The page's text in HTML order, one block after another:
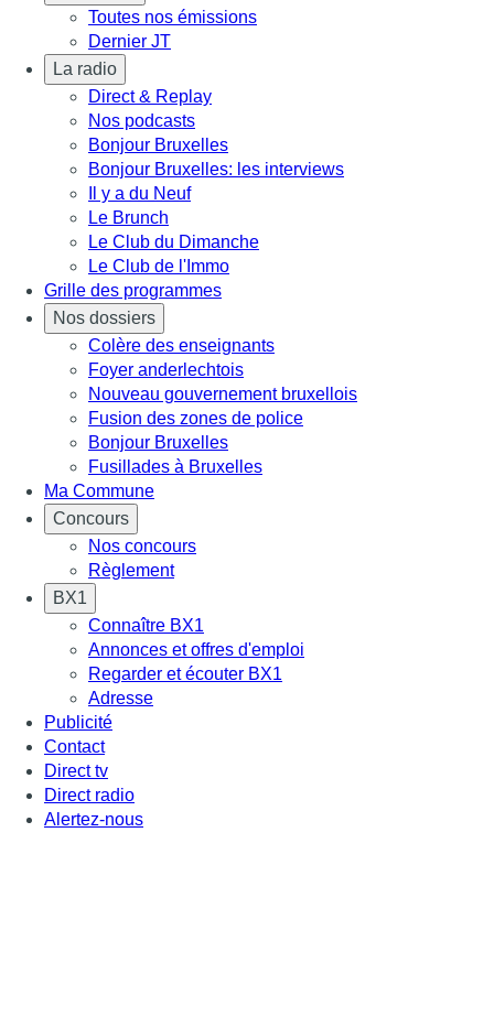
Toutes nos émissions
Dernier JT
La radio
Direct & Replay
Nos podcasts
Bonjour Bruxelles
Bonjour Bruxelles: les interviews
Il y a du Neuf
Le Brunch
Le Club du Dimanche
Le Club de l'Immo
Grille des programmes
Nos dossiers
Colère des enseignants
Foyer anderlechtois
Nouveau gouvernement bruxellois
Fusion des zones de police
Bonjour Bruxelles
Fusillades à Bruxelles
Ma Commune
Concours
Nos concours
Règlement
BX1
Connaître BX1
Annonces et offres d'emploi
Regarder et écouter BX1
Adresse
Publicité
Contact
Direct tv
Direct radio
Alertez-nous